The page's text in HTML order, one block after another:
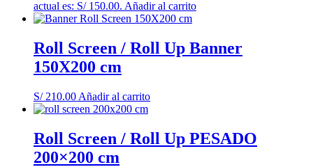
actual es: S/ 150.00. Añadir al carrito
Roll Screen / Roll Up Banner
150X200 cm
S/210.00 Añadir al carrito
Roll Screen / Roll Up PESADO
200×200 cm